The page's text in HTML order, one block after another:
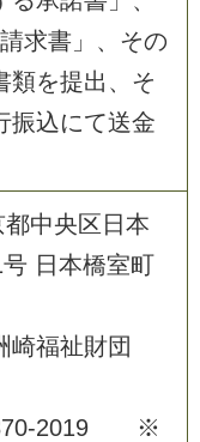
求書」、その
類を提出、そ
振込にて送金
中央区日本
日本橋室町
崎福祉財団
2019 ※